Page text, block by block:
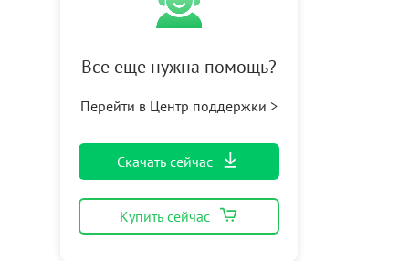
Дополнительные функции
Все еще нужна помощь?
Перейти в Центр поддержки >
Скачать сейчас
Купить сейчас